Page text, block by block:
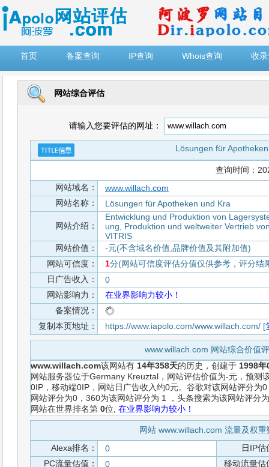
首页
备案查询 IP查询 Whois查询 收
网站综合评估
请输入您要评估的网址：
Lösungen für
查询时间：
网站域名：
www.willach.com
网站名称：
Lösungen für Apotheken und Kra
网站介绍：
Entwicklung und Produktion von
ung, Produktion und weltweiter Vertrieb
VITRIS
网站价值：
-元(不含域名价值,品牌价值及其附加值)
网站可信度：
1分(网站可信度评估分值仅供参考，评分结
日广告收入：
0
网站影响力：
在业界影响力较小！
备案情况：
复制本页地址：
https://www.iapolo.com/www.willach.com/ [
www.willach.com 网站综合价值
www.willach.com该网站有 14年358天的历史，创建于 1998年
网站服务器位于Germany Kreuztal，网站评估价值为-元，预测
0IP，移动端0IP，网站日广告收入约0元。谷歌对该网站评分为
网站评分为0，360为该网站评分为 1 ，头条搜索为该网站评分
网站在世界排名第 0位, 在业界影响力较小！
网站 www.willach.com 流量及权
Alexa排名：
0
日IP估
PC流量估值：
0
移动流量估